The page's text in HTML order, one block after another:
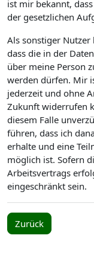
ist mir bekannt,
der gesetzlichen
Als sonstiger
dass die in der
über meine Person
werden dürfen. Mir
jederzeit und ohne
Zukunft widerrufen
diesem Falle
führen, dass ich
erhalte und eine
möglich ist. Sofern
Arbeitsvertrags
eingeschränkt sein.
Zurück